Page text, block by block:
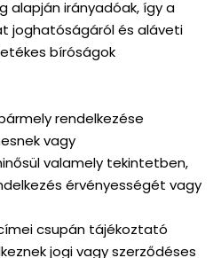
alapján irányadóak, így a
joghatóságáról és aláveti
bíróságok
rendelkezése
vagy
valamely tekintetben,
érvényességét vagy
csupán tájékoztató
jogi vagy szerződéses